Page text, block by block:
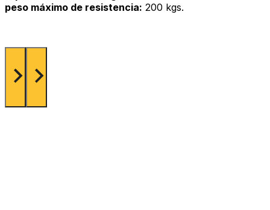
peso máximo de resistencia: 200 kgs.